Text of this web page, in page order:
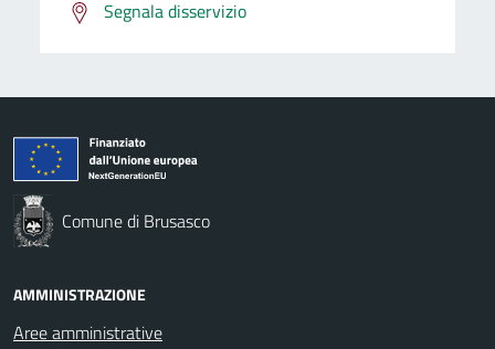
Segnala disservizio
Comune di Brusasco
AMMINISTRAZIONE
Aree amministrative